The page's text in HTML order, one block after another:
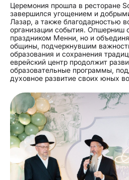
Церемония прошла в ресторане
завершился угощением и
Лазар, а также благодарностью
организации события. Опшерниш
праздником Менни, но и
общины, подчеркнувшим
образования и сохранения
еврейский центр продолжит
образовательные программы,
духовное развитие своих юных